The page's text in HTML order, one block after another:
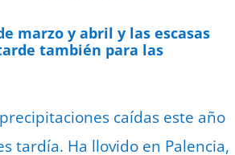
marzo y abril y las escasas
también para las
caídas este año
tardía. Ha llovido en Palencia,